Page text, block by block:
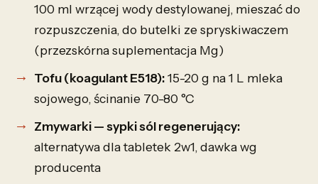
100 ml wrzącej wody destylowanej, mieszać do
rozpuszczenia, do butelki ze spryskiwaczem
(przezskórna suplementacja Mg)
Tofu (koagulant E518):15-20 g na 1 L mleka
sojowego, ścinanie 70-80 °C
Zmywarki — sypki sól regenerujący:
alternatywa dla tabletek 2w1, dawka wg
producenta